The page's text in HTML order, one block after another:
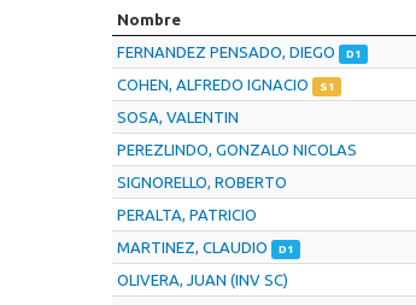
Nombre
FERNANDEZ PENSADO, DIEGO
D1
COHEN, ALFREDO IGNACIO
S1
SOSA, VALENTIN
PEREZLINDO, GONZALO NICOLAS
SIGNORELLO, ROBERTO
PERALTA, PATRICIO
MARTINEZ, CLAUDIO
D1
OLIVERA, JUAN (INV SC)